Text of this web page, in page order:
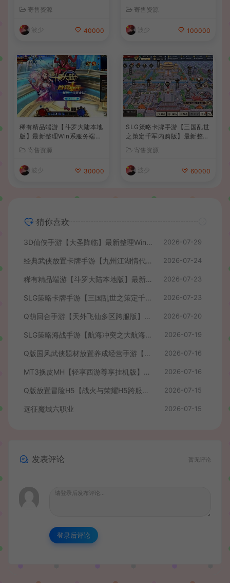
+前后端全套源码
寄售资源
波少 40000
x手工服务端+安卓苹果双端+
CDK授权后台+详细搭建教程
寄售资源
波少 100000
稀有精品端游【斗罗大陆本地
版】最新整理Win系服务端+P
权后台+管理后台+详细搭建
教程
寄售资源
波少 30000
SLG策略卡牌手游【三国乱世
之策定千军内购版】最新整理
手工服务端+安卓+CDK授权
后台+详细搭建教程+前后端
全套源码
寄售资源
波少 60000
猜你喜欢
3D仙侠手游【大圣降临】最新整理Win系服务端+安卓+CDK授权后台+详细搭建教程+前后端全套源码 2026-07-29
经典武侠放置卡牌手游【九州江湖情代金券内购版】最新整理单机一键即玩镜像端+Linux手工服务端+安卓苹果双端+CDK授权后台+详细搭建教程 2026-07-24
稀有精品端游【斗罗大陆本地版】最新整理Win系服务端+PC客户端+网页注册+CDK授权后台+管理后台+详细搭建教程 2026-07-23
SLG策略卡牌手游【三国乱世之策定千军内购版】最新整理单机一键即玩镜像端+Linux手工服务端+安卓+CDK授权后台+详细搭建教程+前后端全套源码 2026-07-23
Q萌回合手游【天外飞仙多区跨服版】最新整理单机一键即玩镜像端+Linux手工服务端+安卓+CDK授权后台+详细搭建教程 2026-07-20
SLG策略海战手游【航海冲突之大航海大战】最新整理Win系半手工服务端+安卓+CDK授权后台+详细搭建教程+前后端全套修复源码 2026-07-19
Q版国风武侠题材放置养成经营手游【我要当掌门】最新整理单机一键即玩镜像端+Linux手工服务端+安卓苹果H5三端+CDK授权后台+全套源码+详细搭建教程 2026-07-16
MT3换皮MH【轻享西游尊享挂机版】最新整理单机一键即玩镜像端+Linux手工服务端+安卓苹果双端+GM后台+全套源码+详细搭建教程 2026-07-16
Q版放置冒险H5【战火与荣耀H5跨服版】最新整理单机一键即玩镜像端+Linux手工服务端+简易安卓+CDK授权后台+详细搭建教程 2026-07-15
远征魔域六职业 2026-07-15
发表评论 暂无评论
登录后评论